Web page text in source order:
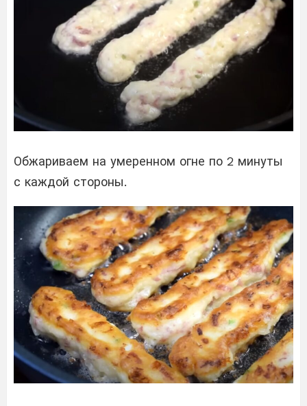
Обжариваем на умеренном огне по 2 минуты
с каждой стороны.